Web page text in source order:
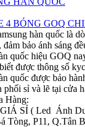
BÓNG GOQ
hàn quốc là
đảm bảo ánh sáng
quốc hiệu GOQ
được thông số
quốc được bảo
phối sỉ và lẽ tại
Hàng:
SỈ ( Led Ánh
Tòng, P11, Q.Tân